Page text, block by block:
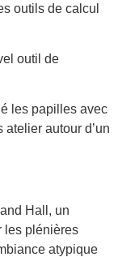
outils de calcul
outil de
les papilles avec
autour d’un
Hall, un
les plénières
atypique